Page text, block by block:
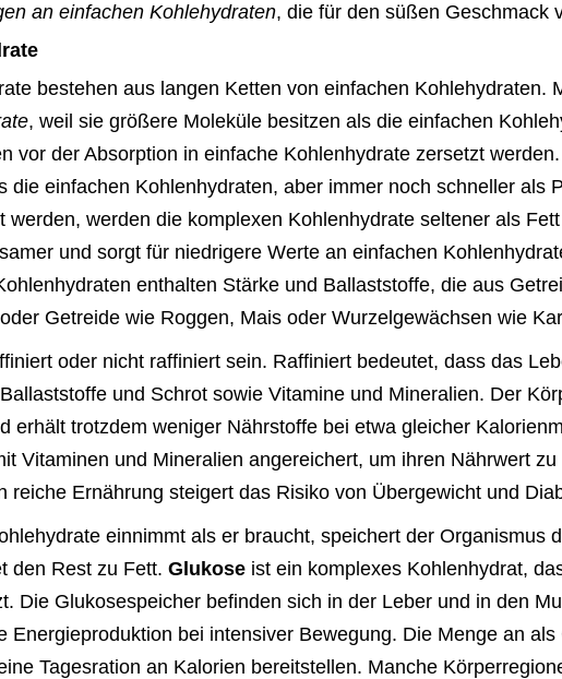
an einfachen Kohlehydraten, die für den süßen Geschmack
bestehen aus langen Ketten von einfachen Kohlehydraten.
, weil sie größere Moleküle besitzen als die einfachen
vor der Absorption in einfache Kohlenhydrate zersetzt
die einfachen Kohlenhydraten, aber immer noch schneller als
werden, werden die komplexen Kohlenhydrate seltener als
und sorgt für niedrigere Werte an einfachen
enthalten Stärke und Ballaststoffe, die aus
Getreide wie Roggen, Mais oder Wurzelgewächsen wie
oder nicht raffiniert sein. Raffiniert bedeutet, dass das
und Schrot sowie Vitamine und Mineralien. Der
erhält trotzdem weniger Nährstoffe bei etwa gleicher
Vitaminen und Mineralien angereichert, um ihren Nährwert
reiche Ernährung steigert das Risiko von Übergewicht und
einnimmt als er braucht, speichert der Organismus
den Rest zu Fett. Glukose ist ein komplexes Kohlenhydrat,
Die Glukosespeicher befinden sich in der Leber und in den
Energieproduktion bei intensiver Bewegung. Die Menge an
Tagesration an Kalorien bereitstellen. Manche